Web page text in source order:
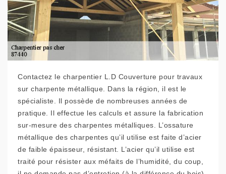
Contactez le charpentier L.D Couverture pour travaux
sur charpente métallique. Dans la région, il est le
spécialiste. Il possède de nombreuses années de
pratique. Il effectue les calculs et assure la fabrication
sur-mesure des charpentes métalliques. L’ossature
métallique des charpentes qu’il utilise est faite d’acier
de faible épaisseur, résistant. L’acier qu’il utilise est
traité pour résister aux méfaits de l’humidité, du coup,